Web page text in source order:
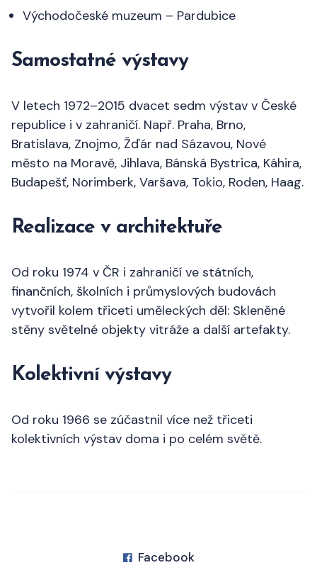
Východočeské muzeum – Pardubice
Samostatné výstavy
V letech 1972–2015 dvacet sedm výstav v České
republice i v zahraničí. Např. Praha, Brno,
Bratislava, Znojmo, Žďár nad Sázavou, Nové
město na Moravě, Jihlava, Bánská Bystrica, Káhira,
Budapešť, Norimberk, Varšava, Tokio, Roden, Haag.
Realizace v architektuře
Od roku 1974 v ČR i zahraničí ve státních,
finančních, školních i průmyslových budovách
vytvořil kolem třiceti uměleckých děl: Skleněné
stěny světelné objekty vitráže a další artefakty.
Kolektivní výstavy
Od roku 1966 se zúčastnil více než třiceti
kolektivních výstav doma i po celém světě.
Facebook